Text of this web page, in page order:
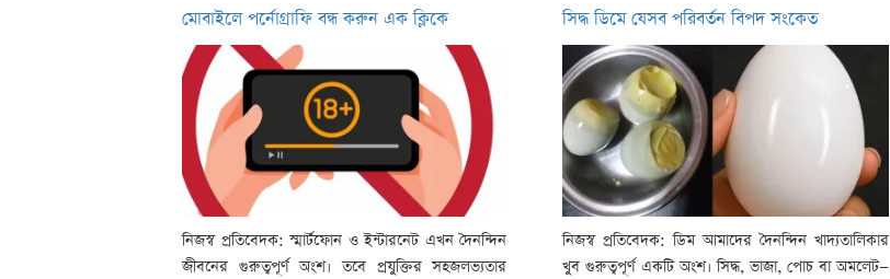
মোবাইলে পর্নোগ্রাফি বন্ধ করুন এক ক্লিকে
নিজস্ব প্রতিবেদক: স্মার্টফোন ও ইন্টারনেট এখন দৈনন্দিন
জীবনের গুরুত্বপূর্ণ অংশ। তবে প্রযুক্তির সহজলভ্যতার
সিদ্ধ ডিমে যেসব পরিবর্তন বিপদ সংকেত
নিজস্ব প্রতিবেদক: ডিম আমাদের দৈনন্দিন খাদ্যতালিকার
খুব গুরুত্বপূর্ণ একটি অংশ। সিদ্ধ, ভাজা, পোচ বা অমলেট—